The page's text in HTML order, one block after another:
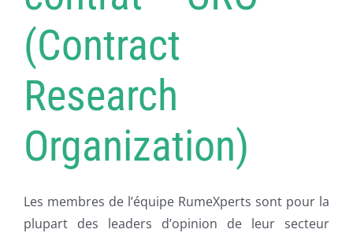
CAPSULES
CONTACT
(Contract
Research
Organization)
Les membres de l’équipe RumeXperts sont pour la
plupart des leaders d’opinion de leur secteur